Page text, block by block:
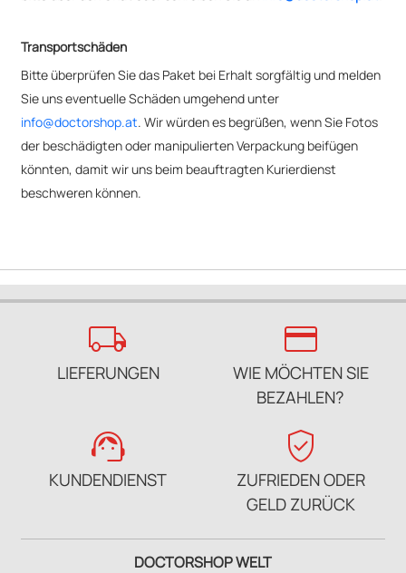
Transportschäden
Bitte überprüfen Sie das Paket bei Erhalt sorgfältig und melden
Sie uns eventuelle Schäden umgehend unter
info@doctorshop.at. Wir würden es begrüßen, wenn Sie Fotos
der beschädigten oder manipulierten Verpackung beifügen
könnten, damit wir uns beim beauftragten Kurierdienst
beschweren können.
local_shipping
LIEFERUNGEN
credit_card
WIE MÖCHTEN SIE
BEZAHLEN?
support_agent
KUNDENDIENST
verified_user
ZUFRIEDEN ODER
GELD ZURÜCK
DOCTORSHOP WELT